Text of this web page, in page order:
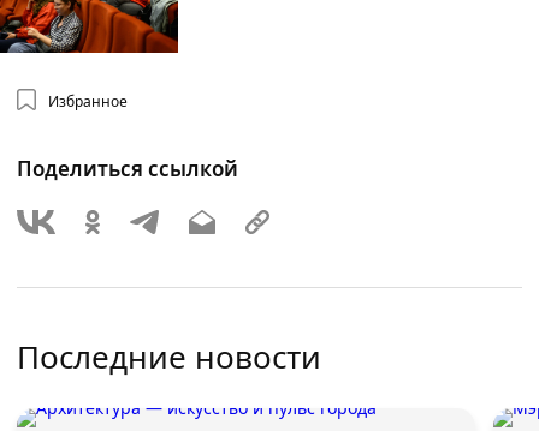
Избранное
Поделиться ссылкой
Последние новости